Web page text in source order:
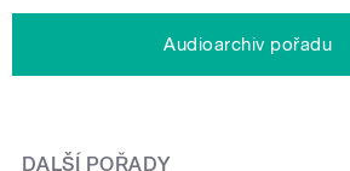
Audioarchiv pořadu
DALŠÍ POŘADY